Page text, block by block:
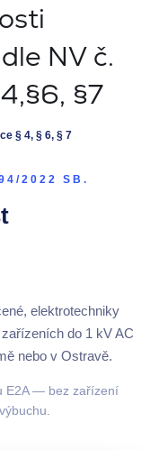
NV č.
§7
§ 4, § 6, § 7
2022 SB.
elektrotechniky
do 1 kV AC
nebo v Ostravě.
E2A — bez zařízení